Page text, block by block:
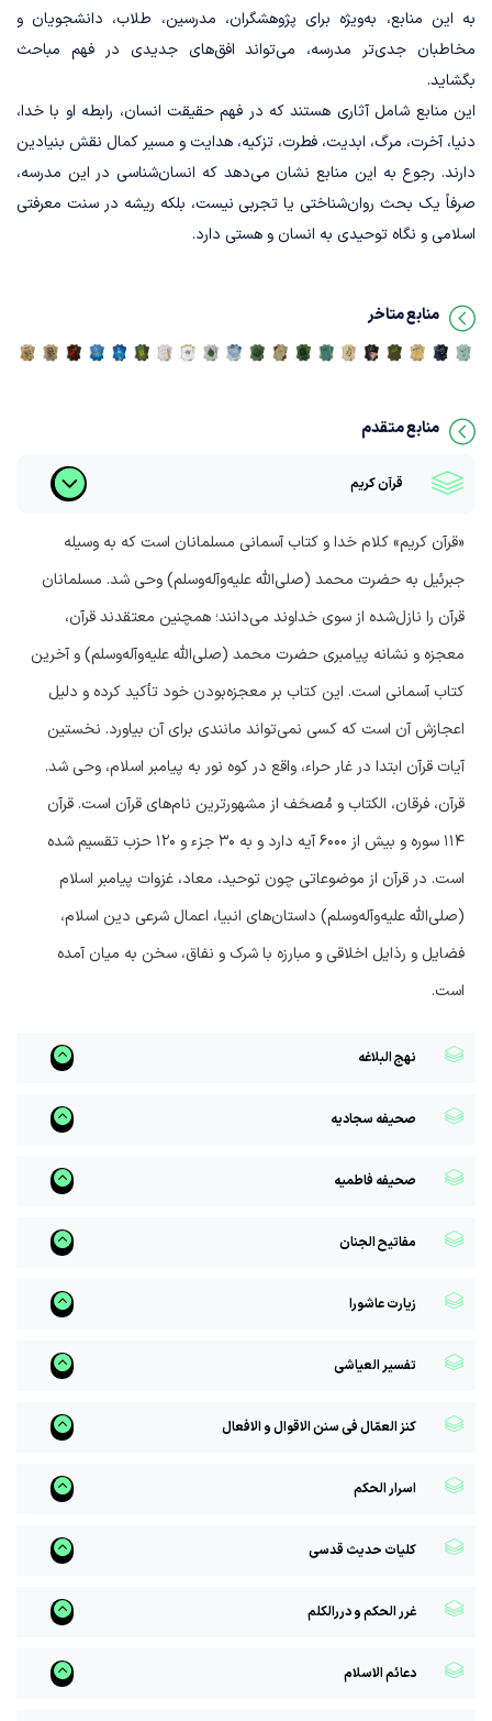
به این منابع، به‌ویژه برای پژوهشگران، مدرسین، طلاب، دانشجویان و
مخاطبان جدی‌تر مدرسه، می‌تواند افق‌های جدیدی در فهم مباحث
بگشاید.
این منابع شامل آثاری هستند که در فهم حقیقت انسان، رابطه او با خدا،
دنیا، آخرت، مرگ، ابدیت، فطرت، تزکیه، هدایت و مسیر کمال نقش بنیادین
دارند. رجوع به این منابع نشان می‌دهد که انسان‌شناسی در این مدرسه،
صرفاً یک بحث روان‌شناختی یا تجربی نیست، بلکه ریشه در سنت معرفتی
اسلامی و نگاه توحیدی به انسان و هستی دارد.
منابع متاخر
منابع متقدم
قرآن کریم
«قرآن کریم» کلام خدا و کتاب آسمانی مسلمانان است که به وسیله
جبرئیل به حضرت محمد (صلی‌الله علیه‌وآله‌وسلم) وحی شد. مسلمانان
قرآن را نازل‌شده از سوی خداوند می‌دانند؛ همچنین معتقدند قرآن،
معجزه و نشانه پیامبری حضرت محمد (صلی‌الله علیه‌وآله‌وسلم) و آخرین
کتاب آسمانی است. این کتاب بر معجزه‌بودن خود تأکید کرده و دلیل
اعجازش آن است که کسی نمی‌تواند مانندی برای آن بیاورد. نخستین
آیات قرآن ابتدا در غار حراء، واقع در کوه نور به پیامبر اسلام، وحی شد.
قرآن، فرقان، الکتاب و مُصحَف از مشهورترین نام‌های قرآن است. قرآن
۱۱۴ سوره و بیش از ۶۰۰۰ آیه دارد و به ۳۰ جزء و ۱۲۰ حزب تقسیم شده
است. در قرآن از موضوعاتی چون توحید، معاد، غزوات پیامبر اسلام
(صلی‌الله علیه‌وآله‌وسلم) داستان‌های انبیا، اعمال شرعی دین اسلام،
فضایل و رذایل اخلاقی و مبارزه با شرک و نفاق، سخن به میان آمده
است.
نهج البلاغه
صحیفه سجادیه
صحیفه فاطمیه
مفاتیح الجنان
زیارت عاشورا
تفسیر العیاشی
کنز العمّال فی سنن الاقوال و الافعال
اسرار الحکم
کلیات حدیث قدسی
غرر الحکم و دررالکلم
دعائم الاسلام